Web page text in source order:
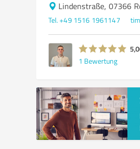
Lindenstraße, 07366
Tel. +49 1516 1961147
1 Bewertung